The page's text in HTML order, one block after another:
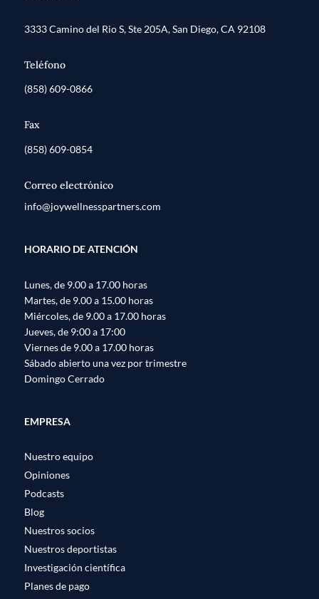
3333 Camino del Rio S, Ste 205A, San Diego, CA 92108
Teléfono
(858) 609-0866
Fax
(858) 609-0854
Correo electrónico
info@joywellnesspartners.com
HORARIO DE ATENCIÓN
Lunes, de 9.00 a 17.00 horas
Martes, de 9.00 a 15.00 horas
Miércoles, de 9.00 a 17.00 horas
Jueves, de 9:00 a 17:00
Viernes de 9.00 a 17.00 horas
Sábado abierto una vez por trimestre
Domingo Cerrado
EMPRESA
Nuestro equipo
Opiniones
Podcasts
Blog
Nuestros socios
Nuestros deportistas
Investigación científica
Planes de pago